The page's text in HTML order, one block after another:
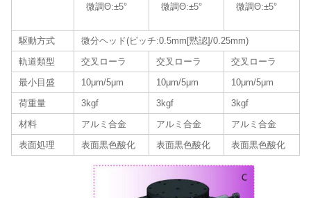
微調Θ:±5° 微調Θ:±5° 微調Θ:±5°
駆動方式
微分ヘッド(ピッチ:0.5mm[黙認]/0.25mm)
軌道類型
交叉ローラ 交叉ローラ
交叉ローラ
最小目盛
10μm/5μm 10μm/5μm
10μm/5μm
荷重量
3kgf 3kgf
3kgf
材料
アルミ合金 アルミ合金
アルミ合金
表面処理
表面黒色酸化 表面黒色酸化 表面黒色酸化